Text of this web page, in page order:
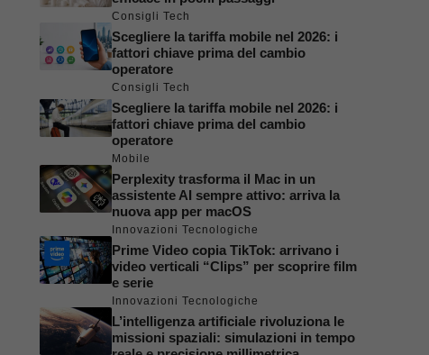
Consigli Tech
Scegliere la tariffa mobile nel 2026: i
fattori chiave prima del cambio
operatore
Consigli Tech
Scegliere la tariffa mobile nel 2026: i
fattori chiave prima del cambio
operatore
Mobile
Perplexity trasforma il Mac in un
assistente AI sempre attivo: arriva la
nuova app per macOS
Innovazioni Tecnologiche
Prime Video copia TikTok: arrivano i
video verticali “Clips” per scoprire film
e serie
Innovazioni Tecnologiche
L’intelligenza artificiale rivoluziona le
missioni spaziali: simulazioni in tempo